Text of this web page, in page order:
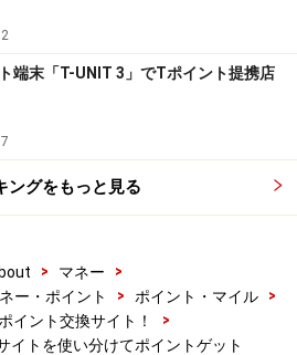
は、必ず各金融機関やサービス提供者
。
フト券1000円分プレゼント
トやモニター企画に参加が可能に
端末「T-UNIT 3」でTポイント提携店
ングをもっと見る
> マネー
>
ー・ポイント
> ポイント・マイル
>
イント交換サイト！
>
イトを使い分けてポイントゲット